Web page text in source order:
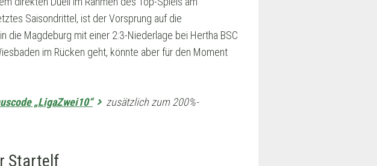
Saisondrittel, ist der Vorsprung auf die
die Magdeburg mit einer 2:3-Niederlage bei Hertha BSC
im Rücken geht, könnte aber für den Moment
„LigaZwei10“
zusätzlich zum 200%-
Startelf